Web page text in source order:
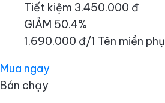
Tiết kiệm 3.450.000 đ
GIẢM 50.4%
1.690.000 đ/1 Tên miền phụ
Mua ngay
Bán chạy